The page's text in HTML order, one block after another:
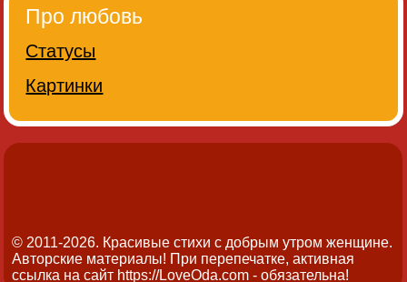
Про любовь
Статусы
Картинки
© 2011-2026. Красивые стихи с добрым утром женщине.
Авторские материалы! При перепечатке, активная
ссылка на сайт https://LoveOda.com - обязательна!